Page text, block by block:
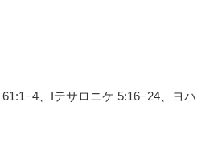
、Iテサロニケ 5:16−24、ヨハ